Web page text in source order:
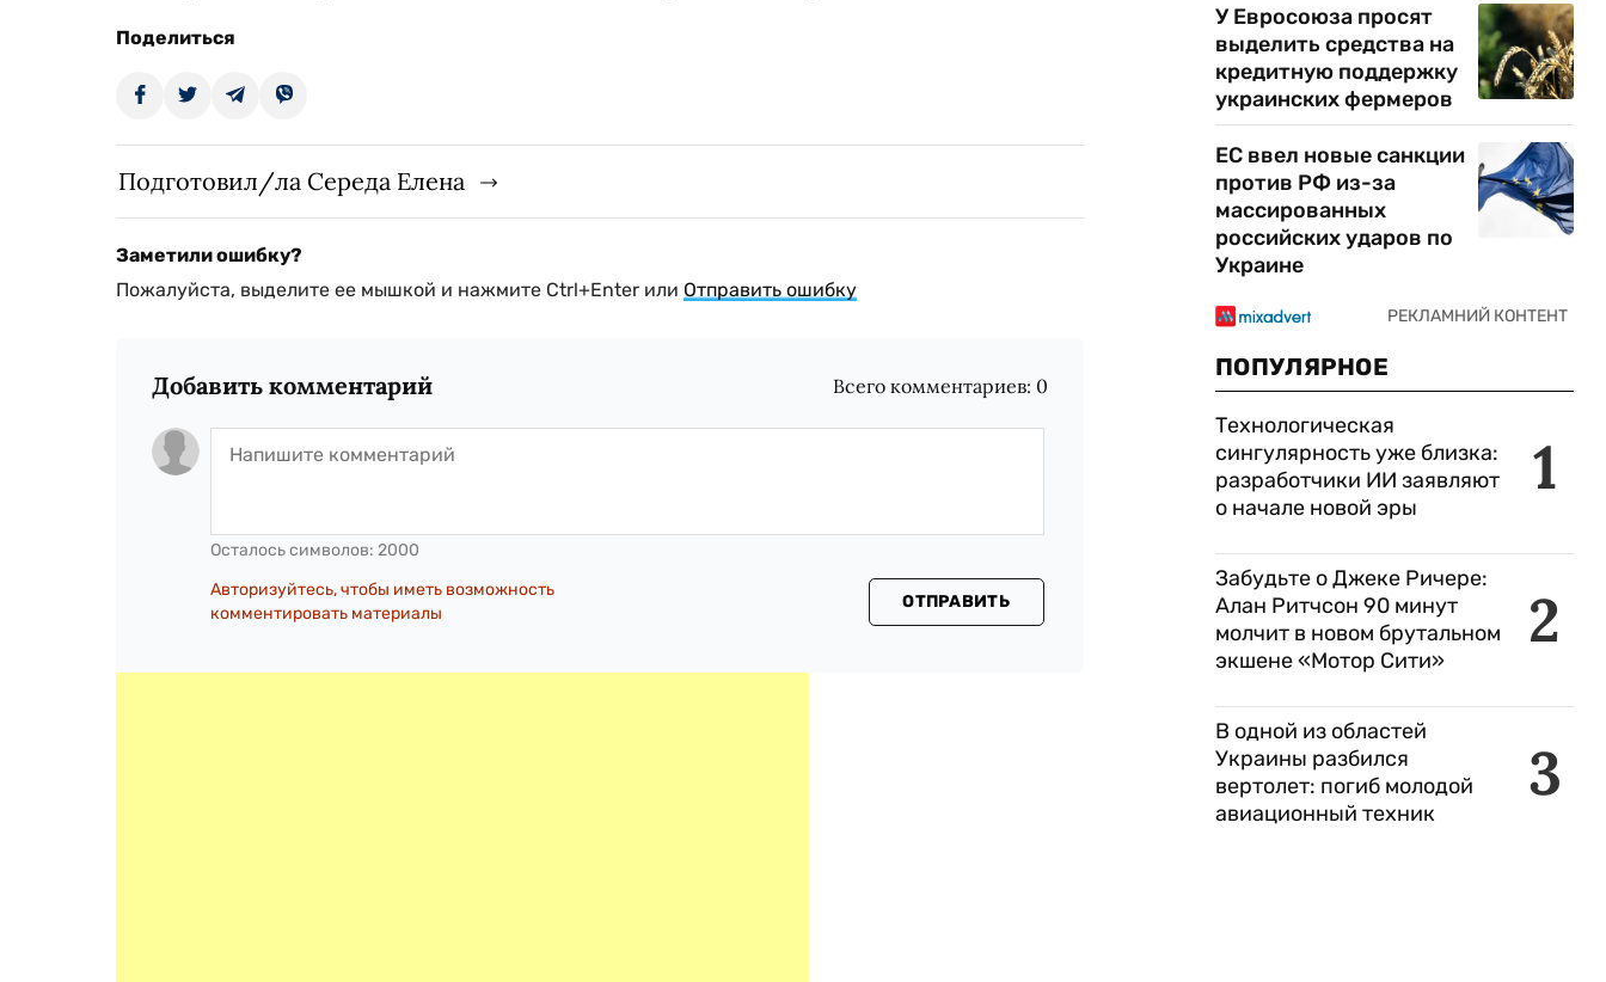
Поделиться
Подготовил/ла Середа Елена
Заметили ошибку?
Пожалуйста, выделите ее мышкой и нажмите Ctrl+Enter или Отправить ошибку
Добавить комментарий Всего комментариев: 0
Осталось символов: 2000
Авторизуйтесь, чтобы иметь возможность
комментировать материалы
ОТПРАВИТЬ
У Евросоюза просят
выделить средства на
кредитную поддержку
украинских фермеров
ЕС ввел новые санкции
против РФ из-за
массированных
российских ударов по
Украине
ПОПУЛЯРНОЕ
1
Технологическая
сингулярность уже близка:
разработчики ИИ заявляют
о начале новой эры
2
Забудьте о Джеке Ричере:
Алан Ритчсон 90 минут
молчит в новом брутальном
экшене «Мотор Сити»
3
В одной из областей
Украины разбился
вертолет: погиб молодой
авиационный техник